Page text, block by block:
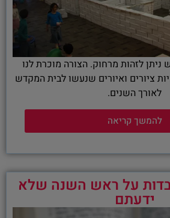
לזהות מרחוק. הצורה מוכרת לנו
ציורים ואיורים שנעשו לבית המקדש
לאורך השנים.
להמשך קריאה
עובדות על ראש השנה שלא
ידעתם